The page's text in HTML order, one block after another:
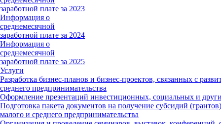
заработной плате за 2023
Информация о
среднемесячной
заработной плате за 2024
Информация о
среднемесячной
заработной плате за 2025
Услуги
Разработка бизнес-планов и бизнес-проектов, связанных с
среднего предпринимательства
Оформление презентаций инвестиционных, социальных и
Подготовка пакета документов на получение субсидий
малого и среднего предпринимательства